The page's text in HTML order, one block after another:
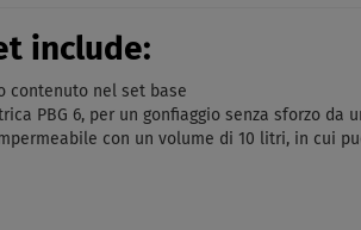
include:
contenuto nel set base
PBG 6, per un gonfiaggio senza sforzo da
con un volume di 10 litri, in cui